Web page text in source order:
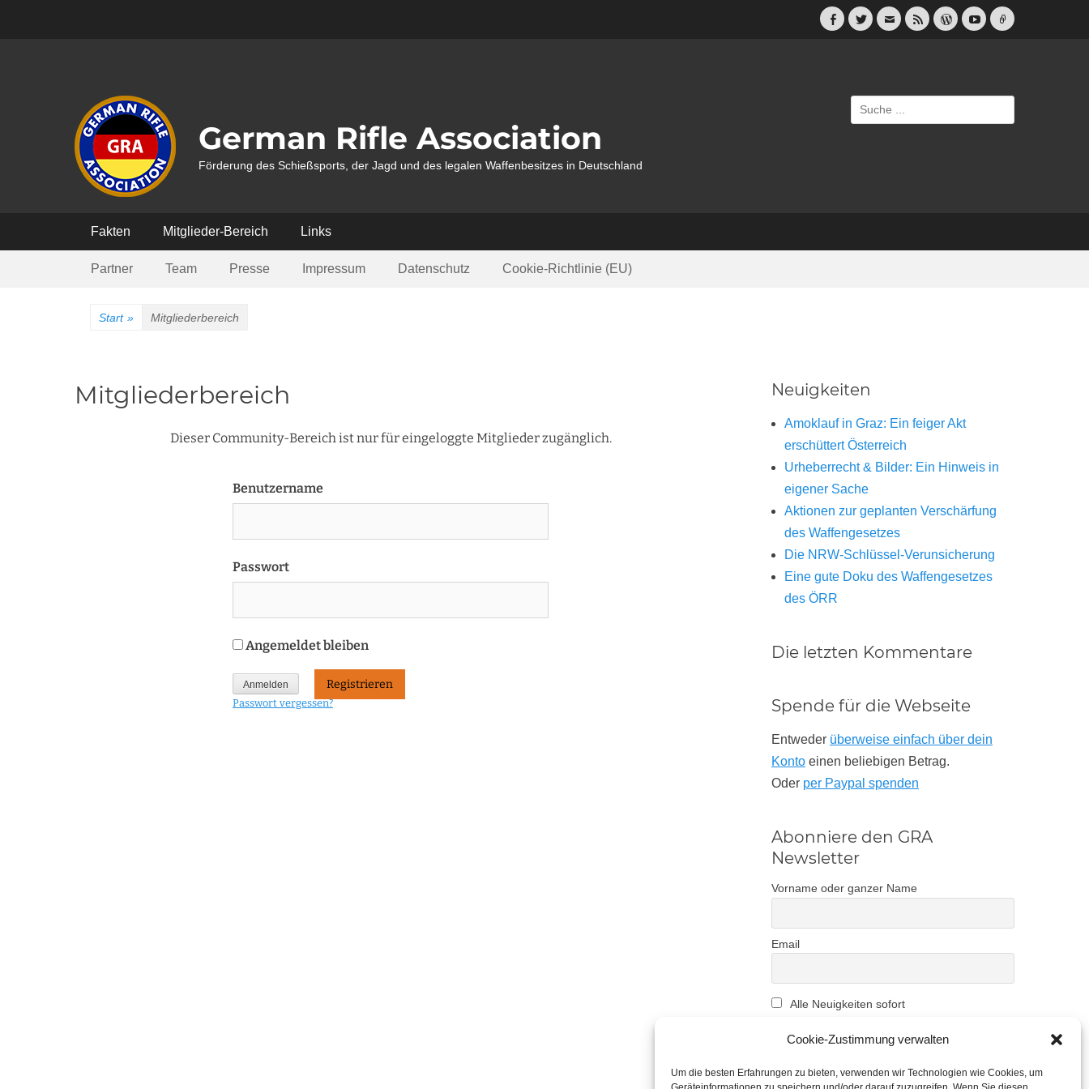
Cookie-Zustimmung verwalten
Um die besten Erfahrungen zu bieten, verwenden wir Technologien wie Cookies, um
Facebook
Twitter
E-
Feed WordPress
YouTube
Link
German Rifle Association
Förderung des Schießsports, der Jagd und des legalen Waffenbesitzes in Deutschland
Suche
nach:
Hauptmenü
Fakten Mitglieder-Bereich Links
Submenü
Partner Team Presse Impressum Datenschutz Cookie-Richtlinie (EU)
Start » Mitgliederbereich
Mitgliederbereich
Dieser Community-Bereich ist nur für eingeloggte Mitglieder zugänglich.
Benutzername
Passwort
Angemeldet bleiben
Registrieren
Passwort vergessen?
Neuigkeiten
Amoklauf in Graz: Ein feiger Akt
erschüttert Österreich
Urheberrecht & Bilder: Ein Hinweis in
eigener Sache
Aktionen zur geplanten Verschärfung
des Waffengesetzes
Die NRW-Schlüssel-Verunsicherung
Eine gute Doku des Waffengesetzes
des ÖRR
Die letzten Kommentare
Spende für die Webseite
Entweder überweise einfach über dein
Konto einen beliebigen Betrag.
Oder per Paypal spenden
Abonniere den GRA
Newsletter
Vorname oder ganzer Name
Email
Alle Neuigkeiten sofort
Datenschutzerklärung.